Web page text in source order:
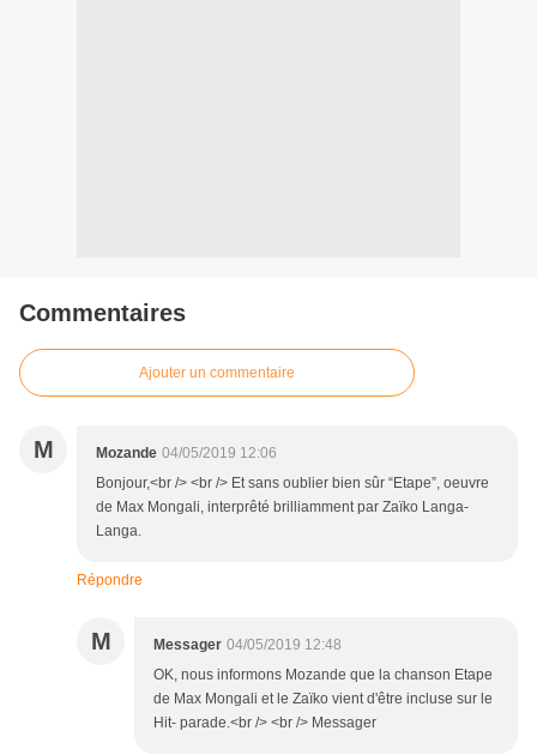
Commentaires
Ajouter un commentaire
M Mozande 04/05/2019 12:06
Bonjour,<br /> <br /> Et sans oublier bien sûr “Etape”, oeuvre
de Max Mongali, interprêté brilliamment par Zaïko Langa-
Langa.
Répondre
M Messager 04/05/2019 12:48
OK, nous informons Mozande que la chanson Etape
de Max Mongali et le Zaïko vient d'être incluse sur le
Hit- parade.<br /> <br /> Messager